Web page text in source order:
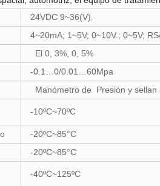
24VDC 9~36(V).
4~20mA; 1~5V; 0~10V.; 0~5V;
El 0, 3%, 0, 5%
-0.1…0/0.01…60Mpa
Manómetro de Presión y sellan
-10ºC~70ºC
-20ºC~85°C
-20ºC~85°C
-40ºC~125ºC